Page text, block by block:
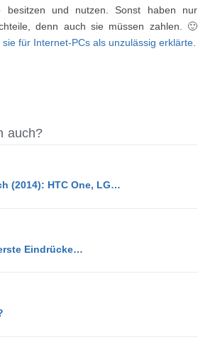
und nutzen. Sonst haben nur
denn auch sie müssen zahlen. 🙂
für Internet-PCs als unzulässig erklärte
auch?
(2014): HTC One, LG…
Eindrücke…